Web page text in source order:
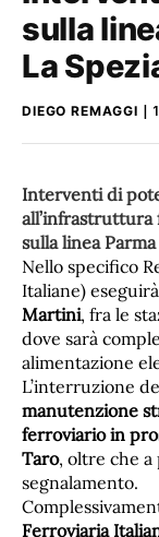
sulla
La
DIEGO REMAGGI
Interventi di
sulla linea
Nello specifico
Italiane) eseguirà
Martini, fra le
dove sarà
alimentazione
L’interruzione
manutenzione
ferroviario in
Taro, oltre che
segnalamento.
Ferroviaria